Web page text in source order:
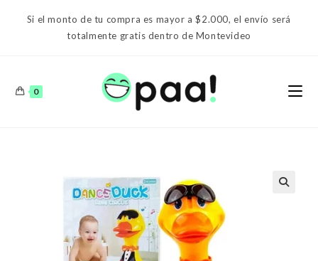
Si el monto de tu compra es mayor a $2.000, el envío será
totalmente gratis dentro de Montevideo
0